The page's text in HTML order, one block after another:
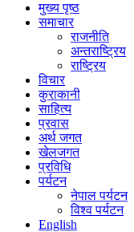
मुख्य पृष्ठ
समाचार
राजनीति
अन्तराष्ट्रिय
राष्ट्रिय
विचार
कुराकानी
साहित्य
प्रवास
अर्थ जगत
खेलजगत
प्रविधि
पर्यटन
नेपाल पर्यटन
विश्व पर्यटन
English